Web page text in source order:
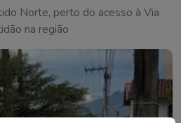
Norte, perto do acesso à Via
na região